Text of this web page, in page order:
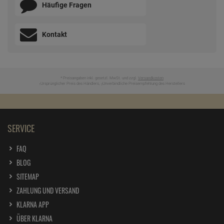
Häufige Fragen
Kontakt
* Preisangaben inkl. gesetzl. MwSt. und zzgl. Versandkosten
Ursprünglicher Preis des Händlers, Unverbindliche Preisempfehlung des Herstellers
SERVICE
FAQ
BLOG
SITEMAP
ZAHLUNG UND VERSAND
KLARNA APP
ÜBER KLARNA